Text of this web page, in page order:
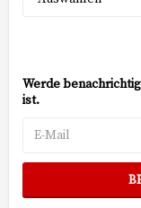
Werde
ist.